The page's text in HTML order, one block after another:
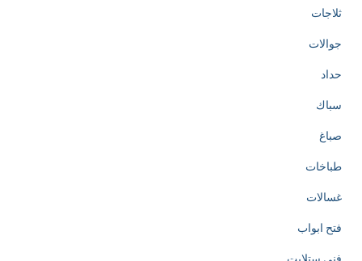
ثلاجات
جوالات
حداد
سباك
صباغ
طباخات
غسالات
فتح ابواب
فني ستلايت